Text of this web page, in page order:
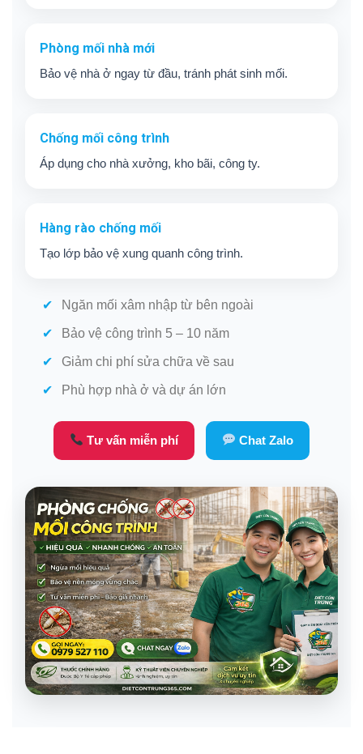
Phòng mối nhà mới
Bảo vệ nhà ở ngay từ đầu, tránh phát sinh mối.
Chống mối công trình
Áp dụng cho nhà xưởng, kho bãi, công ty.
Hàng rào chống mối
Tạo lớp bảo vệ xung quanh công trình.
Ngăn mối xâm nhập từ bên ngoài
Bảo vệ công trình 5 – 10 năm
Giảm chi phí sửa chữa về sau
Phù hợp nhà ở và dự án lớn
Tư vấn miễn phí Chat Zalo